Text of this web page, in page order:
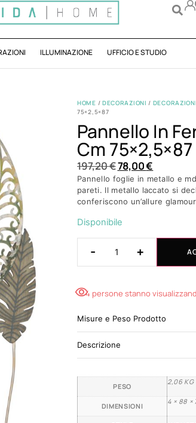
ILLUMINAZIONE UFFICIO E STUDIO
HOME / DECORAZIONI /
75×2,5×87
Pannello In
Cm 75×2,5×87
197,20€78,00€
Pannello foglie in metallo e
pareti. Il metallo laccato si
conferiscono un’allure
Disponibile
- +
4 persone stanno
Misure e Peso Prodotto
Descrizione
PESO
2,06 KG
DIMENSIONI
4 × 88 ×